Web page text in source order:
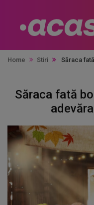
Home Stiri Săraca
Săraca fată